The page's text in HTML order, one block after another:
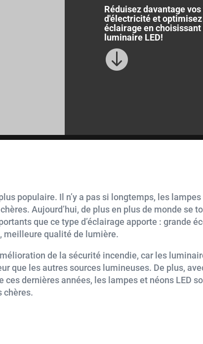
Réduisez davantage
d'électricité et
éclairage en choisissant
luminaire LED!

populaire. Il n’y a pas si longtemps, les lampes
Aujourd’hui, de plus en plus de monde se
que ce type d’éclairage apporte : grande
meilleure qualité de lumière.
de la sécurité incendie, car les
que les autres sources lumineuses. De plus,
ces dernières années, les lampes et néons LED
chères.